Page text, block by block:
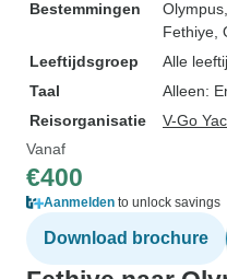
Bestemmingen
Olympus
Fethiye
Leeftijdsgroep
Alle
Taal
Alleen:
Reisorganisatie
V-Go
Vanaf
€400
Aanmelden to unlock savings
Download brochure